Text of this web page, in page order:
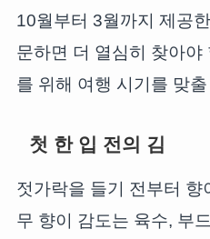
10월부터 3월까지 제공
문하면 더 열심히 찾아야
를 위해 여행 시기를 맞
첫 한 입 전의 김
젓가락을 들기 전부터
무 향이 감도는 육수, 부